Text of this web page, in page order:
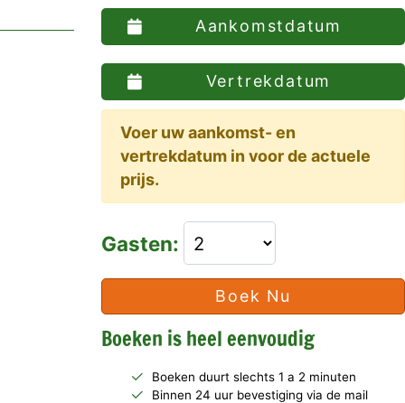
Aankomstdatum
Vertrekdatum
Voer uw aankomst- en
vertrekdatum in voor de actuele
prijs.
Gasten:
Boek Nu
Boeken is heel eenvoudig
Boeken duurt slechts 1 a 2 minuten
Binnen 24 uur bevestiging via de mail